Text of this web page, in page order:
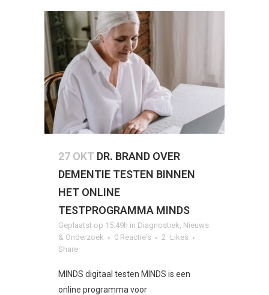
27 OKT DR. BRAND OVER
DEMENTIE TESTEN BINNEN
HET ONLINE
TESTPROGRAMMA MINDS
Geplaatst op 15:49h in Diagnostiek Nieuws
& Onderzoek
0 Reactie's 2 Likes
Share
MINDS digitaal testen MINDS is een
online programma voor